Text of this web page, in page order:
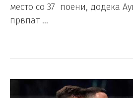
место со 37 поени, додека
првпат …